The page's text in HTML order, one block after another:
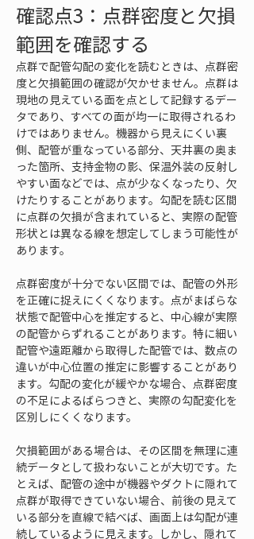
確認点3：点群密度と欠損
範囲を確認する
点群で配管勾配の変化を読むときは、点群密
度と欠損範囲の確認が欠かせません。点群は
現地の見えている面を点として記録するデー
タであり、すべての面が均一に取得されるわ
けではありません。機器から見えにくい裏
側、配管が重なっている部分、天井裏の奥ま
った箇所、支持金物の影、保温外装の反射し
やすい面などでは、点が少なくなったり、欠
けたりすることがあります。勾配を読む区間
に点群の欠損が含まれていると、実際の配管
形状とは異なる線を想定してしまう可能性が
あります。
点群密度が十分でない区間では、配管の外形
を正確に捉えにくくなります。点がまばらな
状態で配管中心を推定すると、中心線が実際
の配管からずれることがあります。特に細い
配管や遠距離から取得した配管では、数点の
違いが中心位置の推定に影響することがあり
ます。勾配の変化が緩やかな場合、点群密度
の不足によるばらつきと、実際の勾配変化を
区別しにくくなります。
欠損範囲がある場合は、その区間を無理に連
続データとして扱わないことが大切です。た
とえば、配管の途中が機器やダクトに隠れて
点群が取得できていない場合、前後の見えて
いる部分を直線で結べば、画面上は勾配が連
続しているように見えます。しかし、隠れて